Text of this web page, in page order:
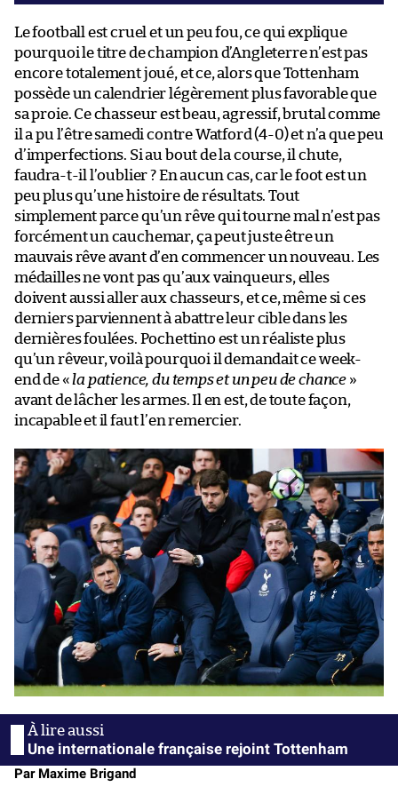
Le football est cruel et un peu fou, ce qui explique
pourquoi le titre de champion d’Angleterre n’est pas
encore totalement joué, et ce, alors que Tottenham
possède un calendrier légèrement plus favorable que
sa proie. Ce chasseur est beau, agressif, brutal comme
il a pu l’être samedi contre Watford (4-0) et n’a que peu
d’imperfections. Si au bout de la course, il chute,
faudra-t-il l’oublier ? En aucun cas, car le foot est un
peu plus qu’une histoire de résultats. Tout
simplement parce qu’un rêve qui tourne mal n’est pas
forcément un cauchemar, ça peut juste être un
mauvais rêve avant d’en commencer un nouveau. Les
médailles ne vont pas qu’aux vainqueurs, elles
doivent aussi aller aux chasseurs, et ce, même si ces
derniers parviennent à abattre leur cible dans les
dernières foulées. Pochettino est un réaliste plus
qu’un rêveur, voilà pourquoi il demandait ce week-
end de «la patience, du temps et un peu de chance »
avant de lâcher les armes. Il en est, de toute façon,
incapable et il faut l’en remercier.
Une internationale française rejoint Tottenham
Par Maxime Brigand